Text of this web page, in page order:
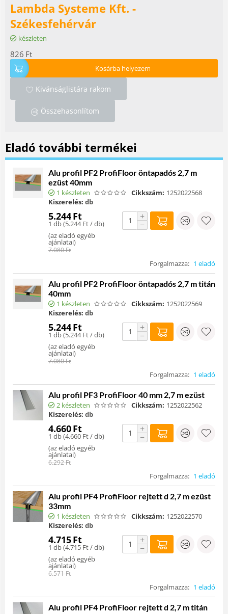
Lambda Systeme Kft. -
Székesfehérvár
készleten
826 Ft
Kosárba helyezem
Kivánságlistára rakom
Összehasonlítom
Eladó további termékei
Alu profil PF2 ProfiFloor öntapadós 2,7 m
ezüst 40mm
1 készleten Cikkszám: 1252022568
Kiszerelés: db
5.244Ft
1 db (5.244Ft/ db)
(az eladó egyéb
ajánlatai)
7.080Ft
+
−
Forgalmazza: 1 eladó
Alu profil PF2 ProfiFloor öntapadós 2,7 m titán
40mm
1 készleten Cikkszám: 1252022569
Kiszerelés: db
5.244Ft
1 db (5.244Ft/ db)
(az eladó egyéb
ajánlatai)
7.080Ft
+
−
Forgalmazza: 1 eladó
Alu profil PF3 ProfiFloor 40 mm 2,7 m ezüst
2 készleten Cikkszám: 1252022562
Kiszerelés: db
4.660Ft
1 db (4.660 Ft/ db)
(az eladó egyéb
ajánlatai)
6.292Ft
+
−
Forgalmazza: 1 eladó
Alu profil PF4 ProfiFloor rejtett d 2,7 m ezüst
33mm
1 készleten Cikkszám: 1252022570
Kiszerelés: db
4.715Ft
1 db (4.715 Ft/ db)
(az eladó egyéb
ajánlatai)
6.571Ft
+
−
Forgalmazza: 1 eladó
Alu profil PF4 ProfiFloor rejtett d 2,7 m titán